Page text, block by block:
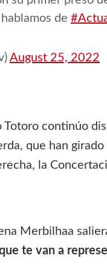
hablamos de
August 25, 2022
Totoro continúo
que han
la
Merbilhaa
te van a